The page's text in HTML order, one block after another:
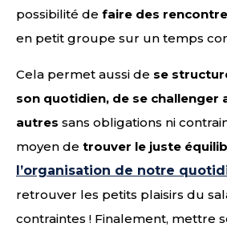
possibilité de faire des
en petit groupe sur un temps
Cela permet aussi de se
son quotidien, de se challenger
autres sans obligations ni
moyen de trouver le juste
l’organisation de notre
retrouver les petits plaisirs du
contraintes ! Finalement, mettre